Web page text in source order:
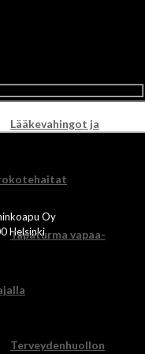
Lääkevahingot ja
Tapaturma vapaa-
Terveydenhuollon
Oy
Helsinki